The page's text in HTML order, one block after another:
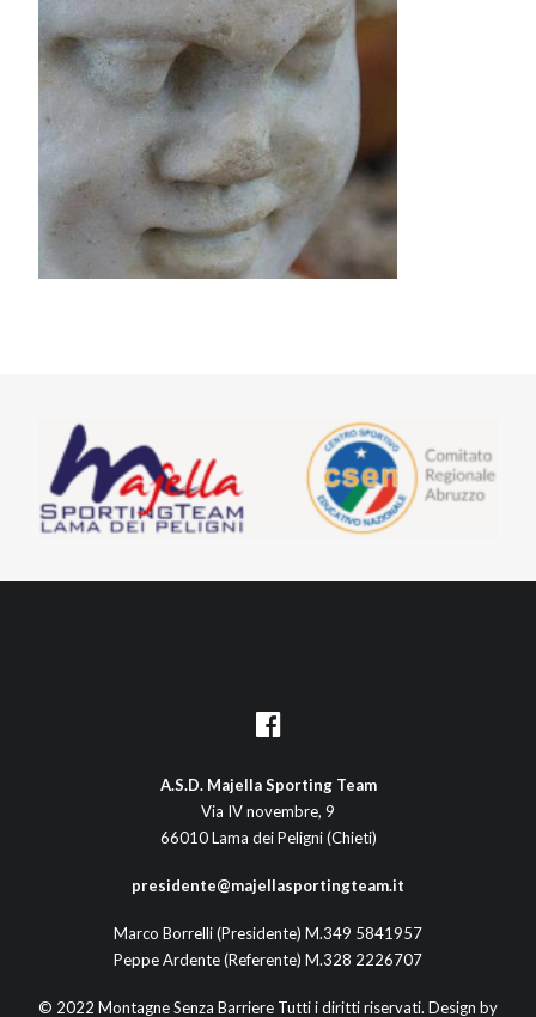
A.S.D. Majella Sporting Team
Via IV novembre, 9
66010 Lama dei Peligni (Chieti)
presidente@majellasportingteam.it
Marco Borrelli (Presidente) M.349 5841957
Peppe Ardente (Referente) M.328 2226707
© 2022 Montagne Senza Barriere Tutti i diritti riservati. Design by